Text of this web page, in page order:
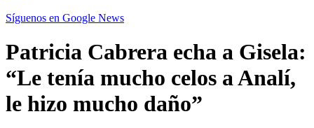
Síguenos en Google News
Patricia Cabrera echa a Gisela:
“Le tenía mucho celos a Analí,
le hizo mucho daño”